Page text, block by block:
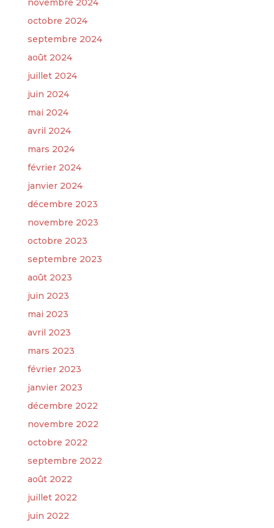
novembre 2024
octobre 2024
septembre 2024
août 2024
juillet 2024
juin 2024
mai 2024
avril 2024
mars 2024
février 2024
janvier 2024
décembre 2023
novembre 2023
octobre 2023
septembre 2023
août 2023
juin 2023
mai 2023
avril 2023
mars 2023
février 2023
janvier 2023
décembre 2022
novembre 2022
octobre 2022
septembre 2022
août 2022
juillet 2022
juin 2022